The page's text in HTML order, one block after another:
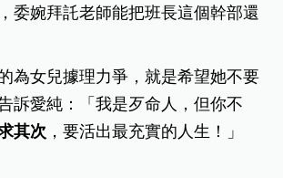
委婉拜託老師能把班長這個幹部還
為女兒據理力爭，就是希望她不要
訴愛純：「我是歹命人，但你不
其次 ，要活出最充實的人生！」